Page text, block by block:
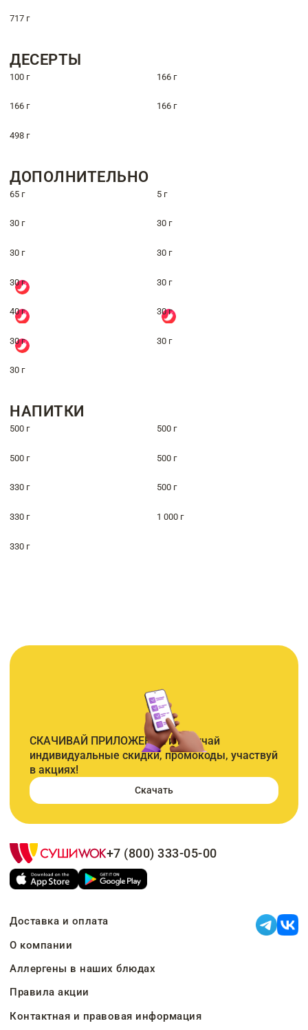
717 г
ДЕСЕРТЫ
100 г 166 г
166 г 166 г
498 г
ДОПОЛНИТЕЛЬНО
65 г 5 г
30 г 30 г
30 г 30 г
30 г 30 г
40 г 30 г
30 г 30 г
30 г
НАПИТКИ
500 г 500 г
500 г 500 г
330 г 500 г
330 г 1 000 г
330 г
СКАЧИВАЙ ПРИЛОЖЕНИЕ и получай
индивидуальные скидки, промокоды, участвуй
в акциях!
Скачать
+7 (800) 333-05-00
Доставка и оплата
О компании
Аллергены в наших блюдах
Правила акции
Контактная и правовая информация